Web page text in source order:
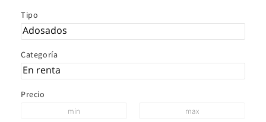
Tipo
Categoría
Precio